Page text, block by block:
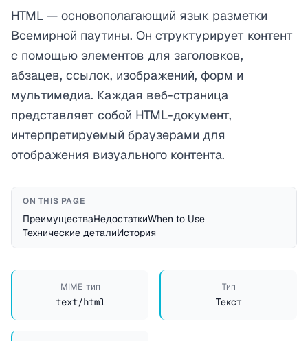
HTML — основополагающий язык разметки
Всемирной паутины. Он структурирует контент
с помощью элементов для заголовков,
абзацев, ссылок, изображений, форм и
мультимедиа. Каждая веб-страница
представляет собой HTML-документ,
интерпретируемый браузерами для
отображения визуального контента.
ON THIS PAGE
ПреимуществаНедостаткиWhen to Use
Технические деталиИстория
MIME-тип
text/html
Тип
Текст